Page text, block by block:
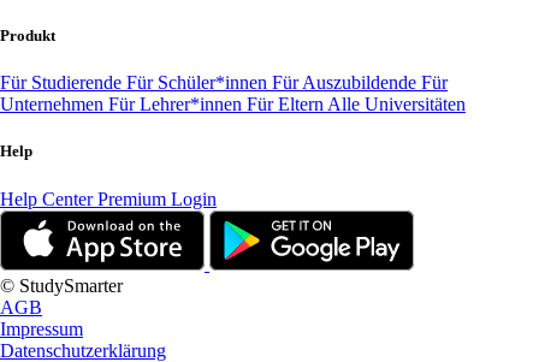
Produkt
Für Studierende Für Schüler*innen Für Auszubildende Für
Unternehmen Für Lehrer*innen Für Eltern Alle Universitäten
Help
Help CenterPremium Login
© StudySmarter
AGB
Impressum
Datenschutzerklärung